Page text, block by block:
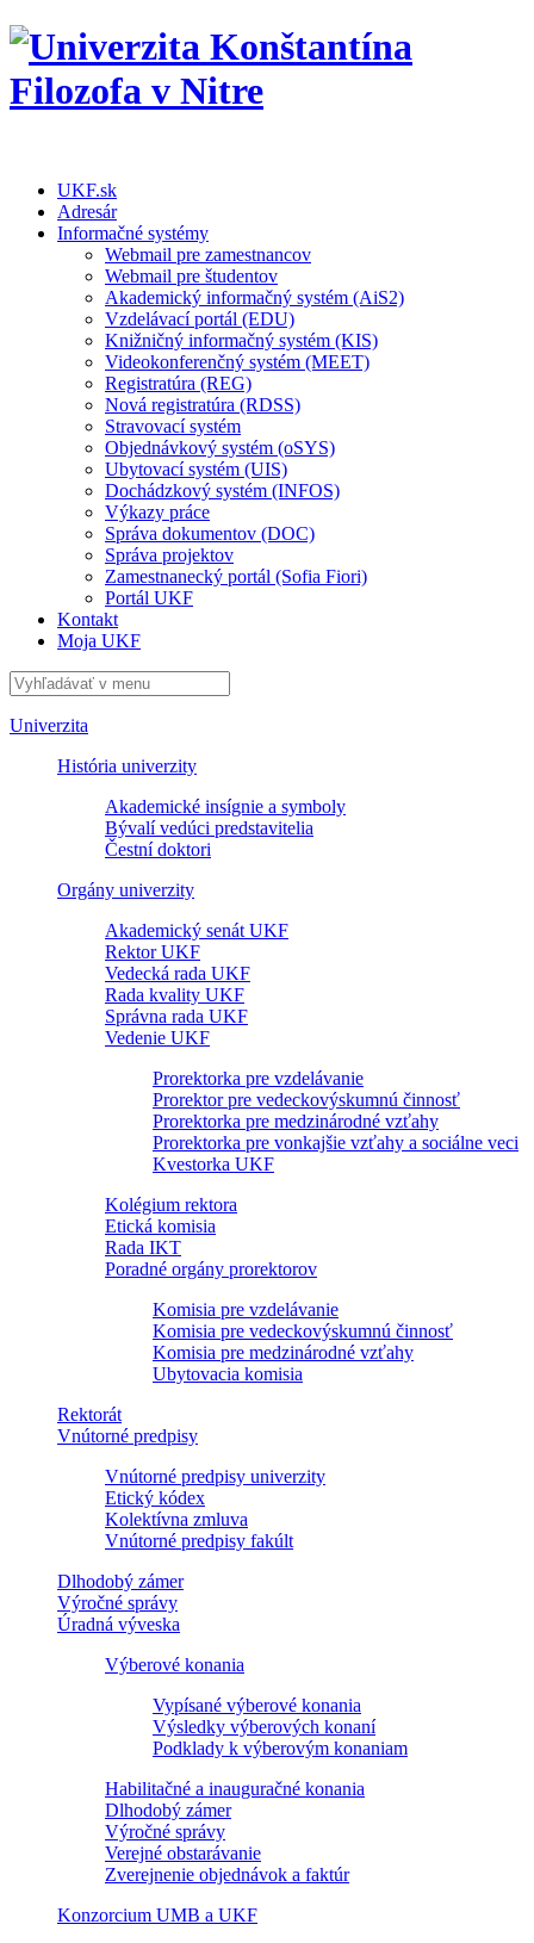
UKF.sk
Adresár
Informačné systémy
Webmail pre zamestnancov
Webmail pre študentov
Akademický informačný systém (AiS2)
Vzdelávací portál (EDU)
Knižničný informačný systém (KIS)
Videokonferenčný systém (MEET)
Registratúra (REG)
Nová registratúra (RDSS)
Stravovací systém
Objednávkový systém (oSYS)
Ubytovací systém (UIS)
Dochádzkový systém (INFOS)
Výkazy práce
Správa dokumentov (DOC)
Správa projektov
Zamestnanecký portál (Sofia Fiori)
Portál UKF
Kontakt
Moja UKF
Univerzita
História univerzity
Akademické insígnie a symboly
Bývalí vedúci predstavitelia
Čestní doktori
Orgány univerzity
Akademický senát UKF
Rektor UKF
Vedecká rada UKF
Rada kvality UKF
Správna rada UKF
Vedenie UKF
Prorektorka pre vzdelávanie
Prorektor pre vedeckovýskumnú činnosť
Prorektorka pre medzinárodné vzťahy
Prorektorka pre vonkajšie vzťahy a sociálne veci
Kvestorka UKF
Kolégium rektora
Etická komisia
Rada IKT
Poradné orgány prorektorov
Komisia pre vzdelávanie
Komisia pre vedeckovýskumnú činnosť
Komisia pre medzinárodné vzťahy
Ubytovacia komisia
Rektorát
Vnútorné predpisy
Vnútorné predpisy univerzity
Etický kódex
Kolektívna zmluva
Vnútorné predpisy fakúlt
Dlhodobý zámer
Výročné správy
Úradná výveska
Výberové konania
Vypísané výberové konania
Výsledky výberových konaní
Podklady k výberovým konaniam
Habilitačné a inauguračné konania
Dlhodobý zámer
Výročné správy
Verejné obstarávanie
Zverejnenie objednávok a faktúr
Konzorcium UMB a UKF